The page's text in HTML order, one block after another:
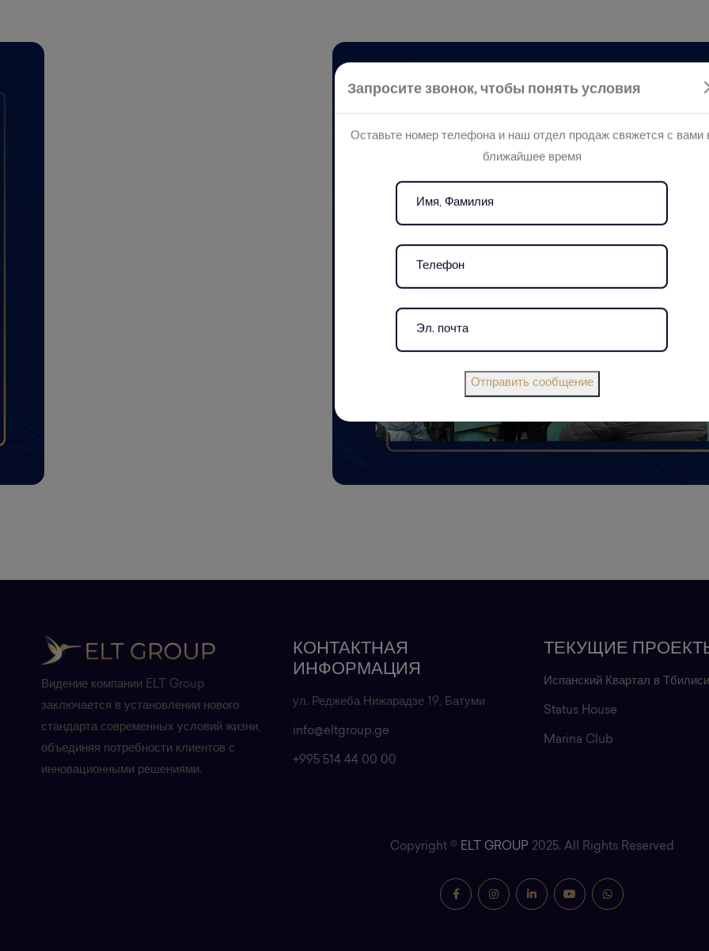
Видение компании ELT Group
заключается в установлении нового
стандарта современных условий жизни,
объединяя потребности клиентов с
инновационными решениями.
КОНТАКТНАЯ
ИНФОРМАЦИЯ
ул. Реджеба Нижарадзе 19, Батуми
info@eltgroup.ge
+995 514 44 00 00
ТЕКУЩИЕ
Испанский Квартал в Тбилиси
Status House
Marina Club
Copyright © ELT GROUP 2025. All Rights Reserved
Запросите звонок, чтобы понять условия
Оставьте номер телефона и наш отдел продаж свяжется с вами
ближайшее время
Отправить сообщение